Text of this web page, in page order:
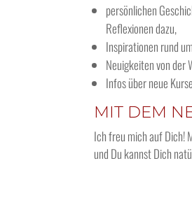
persönlichen
Reflexionen dazu,
Inspirationen rund
Neuigkeiten von der
Infos über neue
MIT DEM
Ich freu mich auf Dich!
und Du kannst Dich